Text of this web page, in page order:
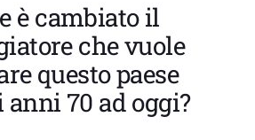
è cambiato il
che vuole
questo paese
anni 70 ad oggi?